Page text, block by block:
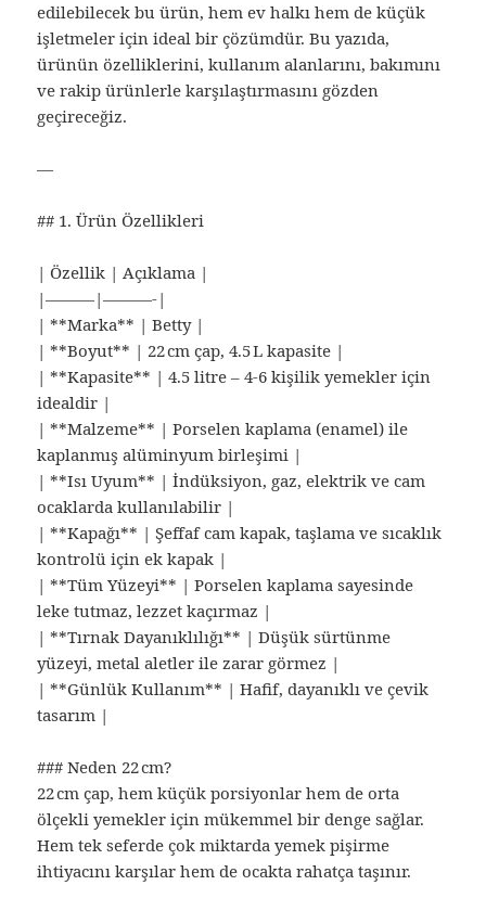
edilebilecek bu ürün, hem ev halkı hem de küçük
işletmeler için ideal bir çözümdür. Bu yazıda,
ürünün özelliklerini, kullanım alanlarını, bakımını
ve rakip ürünlerle karşılaştırmasını gözden
geçireceğiz.
—
## 1. Ürün Özellikleri
| Özellik | Açıklama |
|———|———-|
| **Marka** | Betty |
| **Boyut** | 22 cm çap, 4.5 L kapasite |
| **Kapasite** | 4.5 litre – 4-6 kişilik yemekler için
idealdir |
| **Malzeme** | Porselen kaplama (enamel) ile
kaplanmış alüminyum birleşimi |
| **Isı Uyum** | İndüksiyon, gaz, elektrik ve cam
ocaklarda kullanılabilir |
| **Kapağı** | Şeffaf cam kapak, taşlama ve sıcaklık
kontrolü için ek kapak |
| **Tüm Yüzeyi** | Porselen kaplama sayesinde
leke tutmaz, lezzet kaçırmaz |
| **Tırnak Dayanıklılığı** | Düşük sürtünme
yüzeyi, metal aletler ile zarar görmez |
| **Günlük Kullanım** | Hafif, dayanıklı ve çevik
tasarım |
### Neden 22 cm?
22 cm çap, hem küçük porsiyonlar hem de orta
ölçekli yemekler için mükemmel bir denge sağlar.
Hem tek seferde çok miktarda yemek pişirme
ihtiyacını karşılar hem de ocakta rahatça taşınır.